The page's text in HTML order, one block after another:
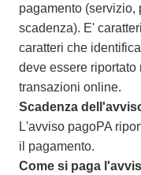
pagamento (servizio,
scadenza). E'
caratteri che
deve essere
transazioni online.
Scadenza
L'avviso pagoPA
il pagamento.
Come si paga